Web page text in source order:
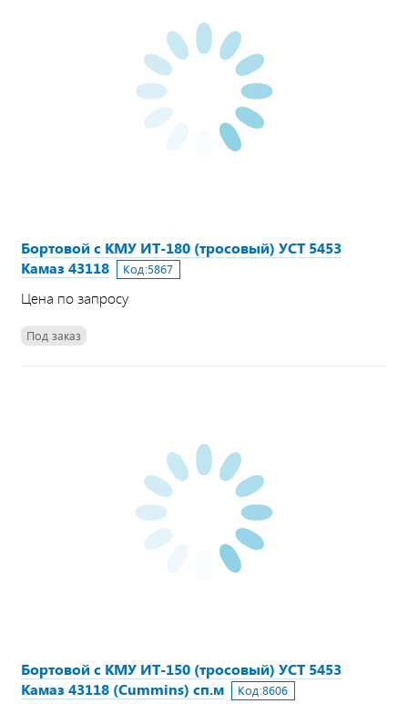
Бортовой с КМУ ИТ-180 (тросовый) УСТ 5453
Камаз 43118
Код:5867
Цена по запросу
Под заказ
Бортовой с КМУ ИТ-150 (тросовый) УСТ 5453
Камаз 43118 (Cummins) сп.м
Код:8606